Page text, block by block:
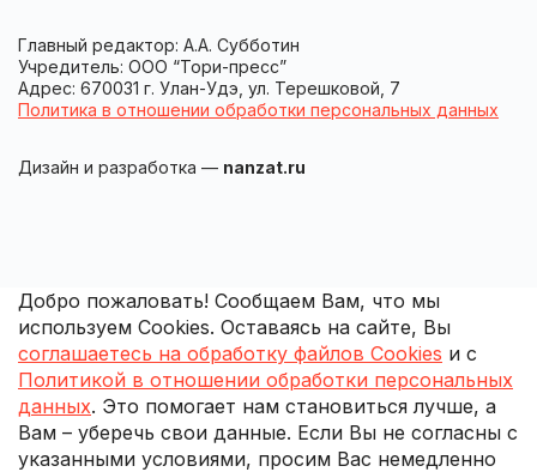
Главный редактор: А.А. Субботин
Учредитель: ООО “Тори-пресс”
Адрес: 670031 г. Улан-Удэ, ул. Терешковой, 7
Политика в отношении обработки персональных данных
Дизайн и разработка — nanzat.ru
Добро пожаловать! Сообщаем Вам, что мы
используем Cookies. Оставаясь на сайте, Вы
соглашаетесь на обработку файлов Cookies и с
Политикой в отношении обработки персональных
данных. Это помогает нам становиться лучше, а
Вам – уберечь свои данные. Если Вы не согласны с
указанными условиями, просим Вас немедленно